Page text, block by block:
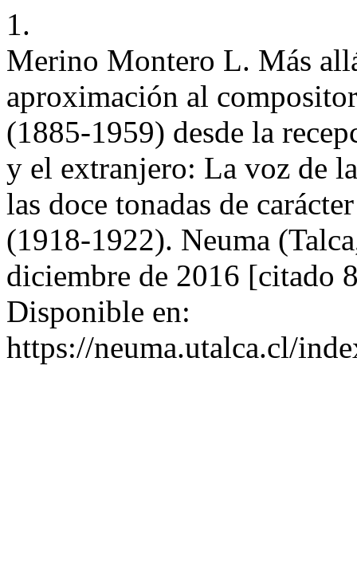
1.
Merino Montero L. Más
aproximación al
(1885-1959) desde la
y el extranjero: La voz de
las doce tonadas de
(1918-1922). Neuma
diciembre de 2016 [citado
Disponible en:
https://neuma.utalca.cl/